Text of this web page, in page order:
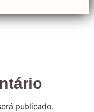
publicado.